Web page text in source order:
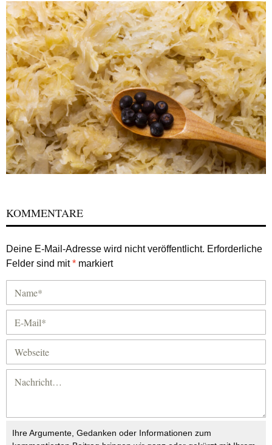
KOMMENTARE
Deine E-Mail-Adresse wird nicht veröffentlicht. Erforderliche
Felder sind mit* markiert
Ihre Argumente, Gedanken oder Informationen zum